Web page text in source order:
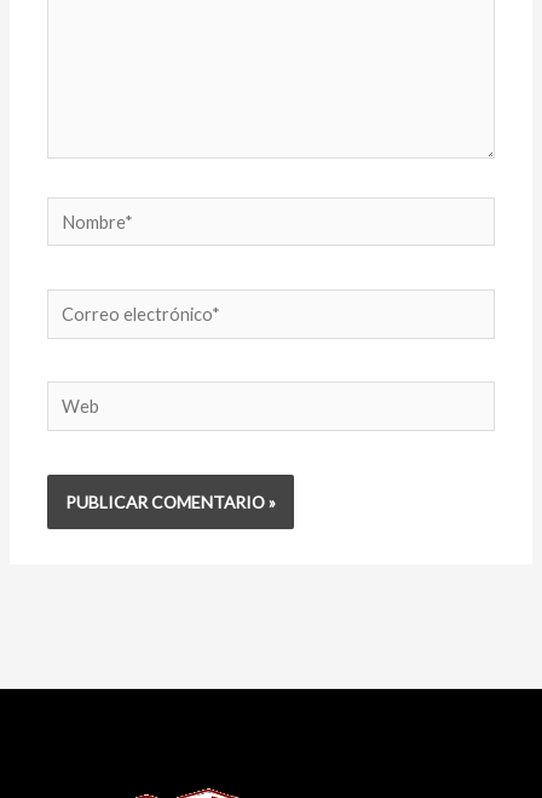
Nombre*
Correo
electrónico*
Web